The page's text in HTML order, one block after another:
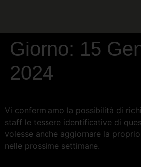
Giorno: 15
2024
Vi confermiamo la possibilità di
staff le tessere identificative di
volesse anche aggiornare la
nelle prossime settimane.